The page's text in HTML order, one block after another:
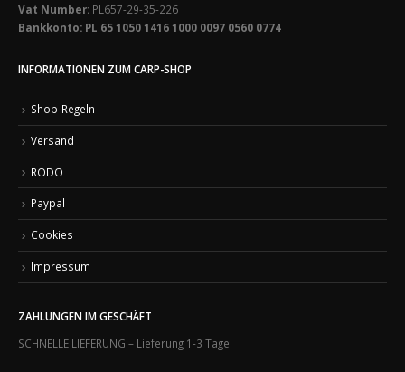
Vat Number: PL657-29-35-226
Bankkonto: PL 65 1050 1416 1000 0097 0560 0774
INFORMATIONEN ZUM CARP-SHOP
Shop-Regeln
Versand
RODO
Paypal
Cookies
Impressum
ZAHLUNGEN IM GESCHÄFT
SCHNELLE LIEFERUNG – Lieferung 1-3 Tage.